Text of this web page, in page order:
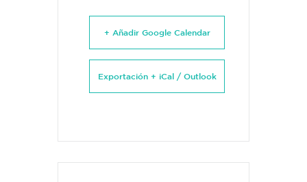
+ Añadir Google Calendar
Exportación + iCal / Outlook